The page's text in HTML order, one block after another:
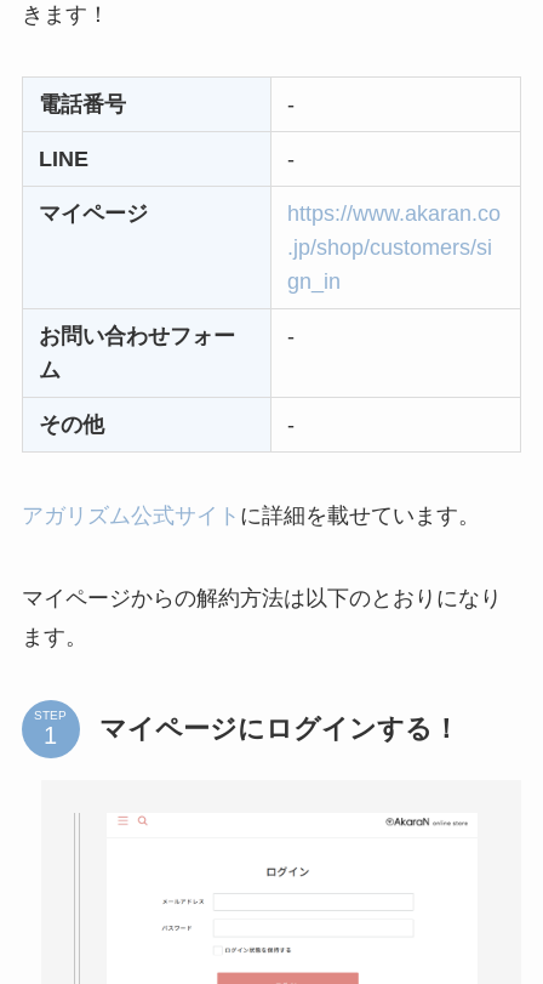
る方法ある？
ニューZの解約まと
め！電話が繋がらな
解約できない？バロ
ニーを電話から解約
きます！
電話番号 -
LINE -
マイページ
https://www.akaran.co
.jp/shop/customers/si
gn_in
お問い合わせフォー
ム
-
その他 -
アガリズム公式サイト に詳細を載せています。
マイページからの解約方法は以下のとおりになり
ます。
STEP マイページにログインする！